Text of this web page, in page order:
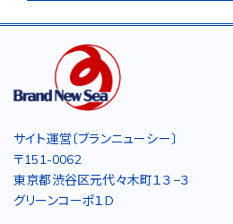
サイト運営〔ブランニューシー〕
〒151-0062
東京都渋谷区元代々木町１３−３
グリーンコーポ１D